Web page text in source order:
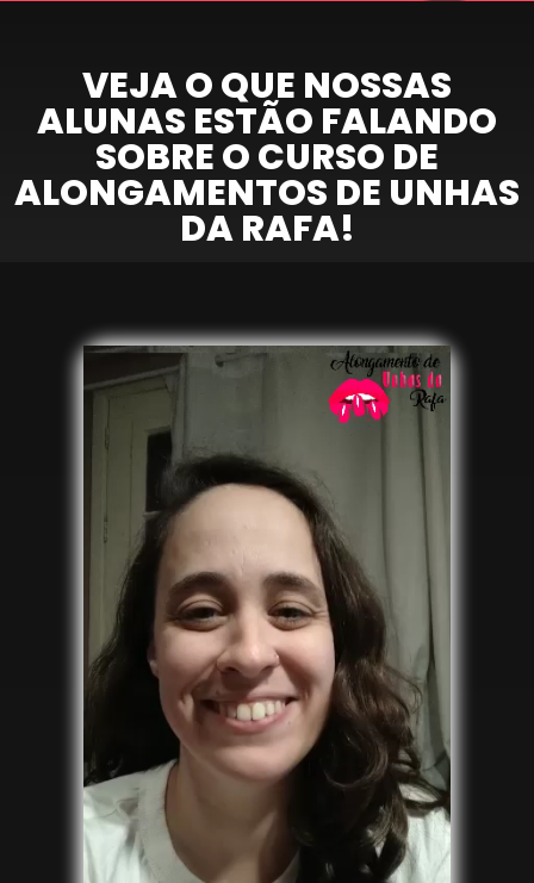
VEJA O QUE NOSSAS
ALUNAS ESTÃO FALANDO
SOBRE O CURSO DE
ALONGAMENTOS DE UNHAS
DA RAFA!